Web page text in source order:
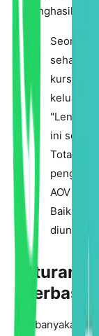
Seorang
seharga
kursor
keluar.
ini
Total
AOV
Baik
Aturan
Kebanyakan